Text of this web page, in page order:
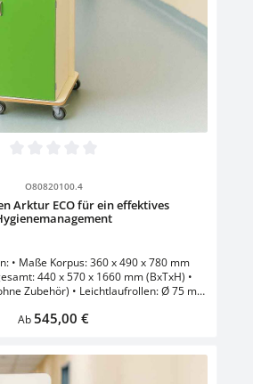
O80820100.4
Arktur ECO für ein effektives
• Maße Korpus: 360 x 490 x 780 mm
440 x 570 x 1660 mm (BxTxH) •
Zubehör) • Leichtlaufrollen: Ø 75 mm
• Handschuhbox aus Edelstahl •
gebremst • vollflächige Rückwand zur
• mit 1er Edelstahl-
Regulärer Preis:
Ab545,00 €